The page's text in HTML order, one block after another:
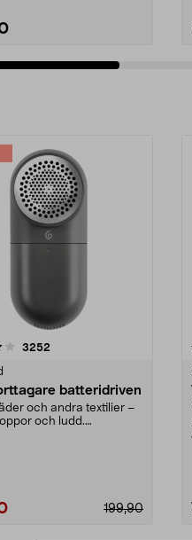
3252
batteridriven
och andra textilier –
och ludd.
199,90
4.5av 5 stjärnor